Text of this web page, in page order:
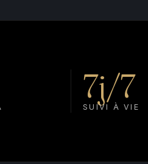
7j/7
SUIVI À VIE